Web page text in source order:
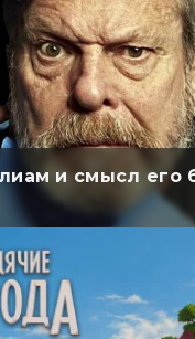
и смысл его